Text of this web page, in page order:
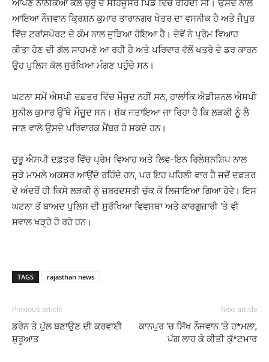
ਆਪਣੇ ਨਾਨਕਿਆਂ ਕੋਲ ਚੁਰੂ ਦੇ ਸਹਿਜੂਸਰ ਪਿੰਡ ਵਿੱਚ ਰਹਿੰਦੀ ਸੀ। ਉਸਦੇ ਨਾਲ
ਆਇਆ ਨੌਜਵਾਨ ਕ੍ਰਿਸ਼ਨ ਕੁਮਾਰ ਤਾਰਾਨਗਰ ਖੇਤਰ ਦਾ ਵਸਨੀਕ ਹੈ ਅਤੇ ਜੈਪੁਰ
ਵਿੱਚ ਟਰਾਂਸਪੋਰਟ ਦੇ ਕੰਮ ਨਾਲ ਜੁੜਿਆ ਹੋਇਆ ਹੈ। ਦੋਵੇਂ ਨੇ ਪ੍ਰੇਮ ਵਿਆਹ
ਕੀਤਾ ਹੋਣ ਦੀ ਗੱਲ ਸਾਹਮਣੇ ਆ ਰਹੀ ਹੈ ਅਤੇ ਪਰਿਵਾਰ ਵੱਲੋਂ ਖਤਰੇ ਦੇ ਡਰ ਕਾਰਨ
ਉਹ ਪੁਲਿਸ ਕੋਲ ਸੁਰੱਖਿਆ ਮੰਗਣ ਪਹੁੰਚੇ ਸਨ।
ਘਟਨਾ ਸਮੇਂ ਐਸਪੀ ਦਫ਼ਤਰ ਵਿੱਚ ਮੌਜੂਦ ਨਹੀਂ ਸਨ, ਹਾਲਾਂਕਿ ਐਡੀਸ਼ਨਲ ਐਸਪੀ
ਸੁਨੀਲ ਕੁਮਾਰ ਉੱਥੇ ਮੌਜੂਦ ਸਨ। ਸ਼ੱਕ ਜਤਾਇਆ ਜਾ ਰਿਹਾ ਹੈ ਕਿ ਲੜਕੀ ਨੂੰ ਲੈ
ਜਾਣ ਵਾਲੇ ਉਸਦੇ ਪਰਿਵਾਰਕ ਮੈਂਬਰ ਹੋ ਸਕਦੇ ਹਨ।
ਚੁਰੂ ਐਸਪੀ ਦਫ਼ਤਰ ਵਿੱਚ ਪ੍ਰੇਮ ਵਿਆਹ ਅਤੇ ਲਿਵ-ਇਨ ਰਿਲੇਸ਼ਨਸ਼ਿਪ ਨਾਲ
ਜੁੜੇ ਮਾਮਲੇ ਅਕਸਰ ਆਉਂਦੇ ਰਹਿੰਦੇ ਹਨ, ਪਰ ਇਹ ਪਹਿਲੀ ਵਾਰ ਹੈ ਜਦੋਂ ਦਫ਼ਤਰ
ਦੇ ਅੰਦਰੋਂ ਹੀ ਕਿਸੇ ਲੜਕੀ ਨੂੰ ਜ਼ਬਰਦਸਤੀ ਚੁੱਕ ਕੇ ਲਿਜਾਇਆ ਗਿਆ ਹੋਵੇ। ਇਸ
ਘਟਨਾ ਤੋਂ ਬਾਅਦ ਪੁਲਿਸ ਦੀ ਸੁਰੱਖਿਆ ਵਿਵਸਥਾ ਅਤੇ ਕਾਰਗੁਜ਼ਾਰੀ ‘ਤੇ ਵੀ
ਸਵਾਲ ਖੜ੍ਹੇ ਹੋ ਰਹੇ ਹਨ।
TAGS rajasthan news
Previous article
ਡਰੇਨ ਤੇ ਪੁੱਲ ਬਣਾਉਣ ਦੀ ਕਰਵਾਈ
ਸ਼ੁਰੂਆਤ
Next article
ਕਾਨਪੁਰ ‘ਚ ਸਿੱਖ ਨੌਜਵਾਨ ‘ਤੇ ਹ*ਮਲਾ,
ਪੱਗ ਲਾਹ ਕੇ ਕੀਤੀ ਕੁੱ*ਟਮਾਰ